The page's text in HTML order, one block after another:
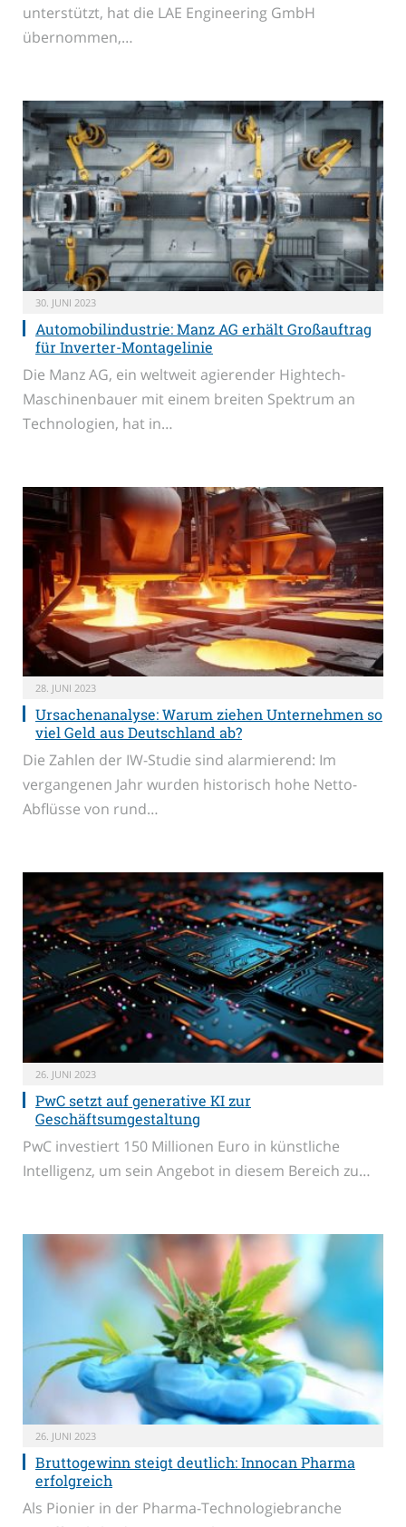
unterstützt, hat die LAE Engineering GmbH
übernommen,…
30. JUNI 2023
Automobilindustrie: Manz AG erhält Großauftrag
für Inverter-Montagelinie
Die Manz AG, ein weltweit agierender Hightech-
Maschinenbauer mit einem breiten Spektrum an
Technologien, hat in…
28. JUNI 2023
Ursachenanalyse: Warum ziehen Unternehmen so
viel Geld aus Deutschland ab?
Die Zahlen der IW-Studie sind alarmierend: Im
vergangenen Jahr wurden historisch hohe Netto-
Abflüsse von rund…
26. JUNI 2023
PwC setzt auf generative KI zur
Geschäftsumgestaltung
PwC investiert 150 Millionen Euro in künstliche
Intelligenz, um sein Angebot in diesem Bereich zu…
26. JUNI 2023
Bruttogewinn steigt deutlich: Innocan Pharma
erfolgreich
Als Pionier in der Pharma-Technologiebranche